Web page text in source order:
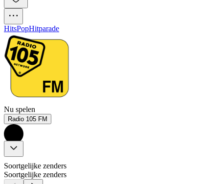
HitsPopHitparade
Nu spelen
Radio 105 FM
Soortgelijke zenders
Soortgelijke zenders